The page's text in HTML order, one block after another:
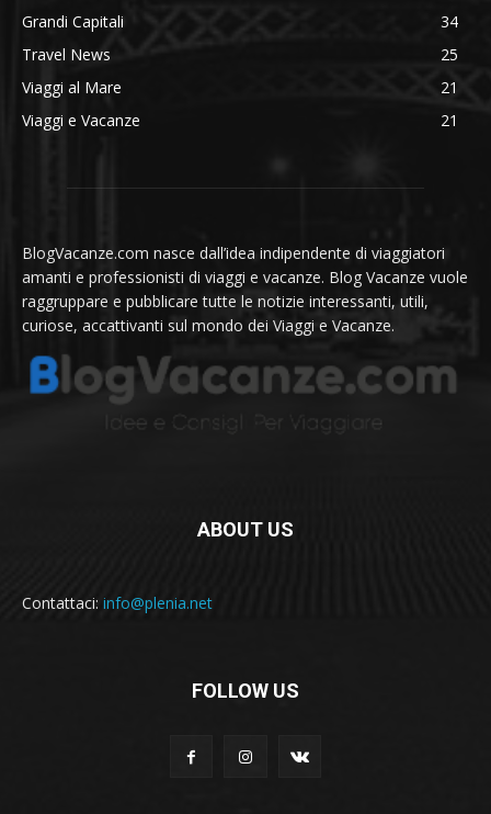
Grandi Capitali
34
Travel News
25
Viaggi al Mare
21
Viaggi e Vacanze
21
BlogVacanze.com nasce dall’idea indipendente di viaggiatori
amanti e professionisti di viaggi e vacanze. Blog Vacanze vuole
raggruppare e pubblicare tutte le notizie interessanti, utili,
curiose, accattivanti sul mondo dei Viaggi e Vacanze.
ABOUT US
Contattaci: info@plenia.net
FOLLOW US